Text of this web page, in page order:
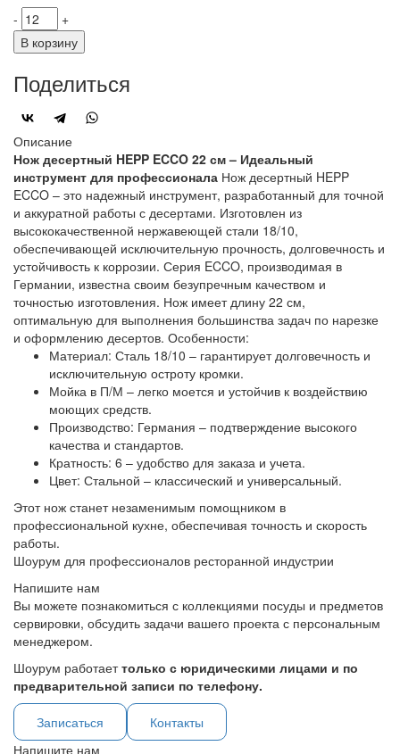
-
+
В корзину
Поделиться
Описание
Нож десертный HEPP ECCO 22 см – Идеальный
инструмент для профессионала Нож десертный HEPP
ECCO – это надежный инструмент, разработанный для точной
и аккуратной работы с десертами. Изготовлен из
высококачественной нержавеющей стали 18/10,
обеспечивающей исключительную прочность, долговечность и
устойчивость к коррозии. Серия ECCO, производимая в
Германии, известна своим безупречным качеством и
точностью изготовления. Нож имеет длину 22 см,
оптимальную для выполнения большинства задач по нарезке
и оформлению десертов. Особенности:
Материал: Сталь 18/10 – гарантирует долговечность и
исключительную остроту кромки.
Мойка в П/М – легко моется и устойчив к воздействию
моющих средств.
Производство: Германия – подтверждение высокого
качества и стандартов.
Кратность: 6 – удобство для заказа и учета.
Цвет: Стальной – классический и универсальный.
Этот нож станет незаменимым помощником в
профессиональной кухне, обеспечивая точность и скорость
работы.
Шоурум для профессионалов ресторанной индустрии
Напишите нам
Вы можете познакомиться с коллекциями посуды и предметов
сервировки, обсудить задачи вашего проекта с персональным
менеджером.
Шоурум работаеттолько с юридическими лицами и по
предварительной записи по телефону.
Записаться
Контакты
Напишите нам